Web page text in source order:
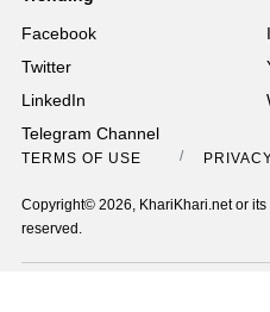
Facebook
Twitter
LinkedIn
Telegram Channel
TERMS OF USE
Copyright© 2026, KhariKhari.net or
reserved.